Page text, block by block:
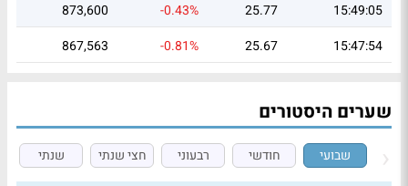
15:49:05
25.77
-0.43%
873,600
15:47:54
25.67
-0.81%
867,563
שערים היסטורים
שבועי חודשי רבעוני חצי שנתי שנתי